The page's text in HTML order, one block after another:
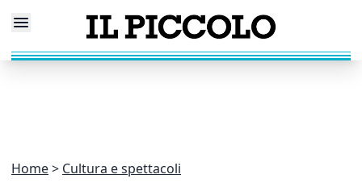
Home Cultura e spettacoli